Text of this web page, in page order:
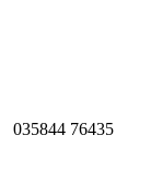
035844 76435